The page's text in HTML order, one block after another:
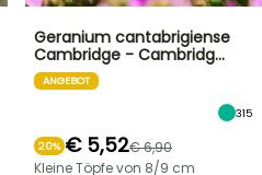
Geranium cantabrigiense
Cambridge - Cambridg…
ANGEBOT
315
20% € 5,52€ 6,90
Kleine Töpfe von 8/9 cm